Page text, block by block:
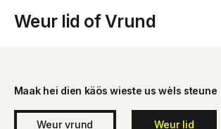
Weur lid of Vrund
Maak hei dien käös wieste us wèls steune
Weur vrund Weur lid